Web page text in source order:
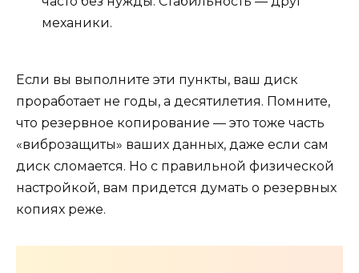
механики.
Если вы выполните эти пункты, ваш диск
проработает не годы, а десятилетия. Помните,
что резервное копирование — это тоже часть
«виброзащиты» ваших данных, даже если сам
диск сломается. Но с правильной физической
настройкой, вам придется думать о резервных
копиях реже.